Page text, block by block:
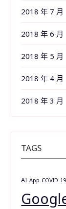
2018 年 7 月
2018 年 6 月
2018 年 5 月
2018 年 4 月
2018 年 3 月
TAGS
AI App COVID-19